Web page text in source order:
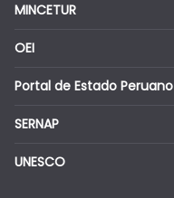
MINCETUR
OEI
Portal de Estado Peruano
SERNAP
UNESCO